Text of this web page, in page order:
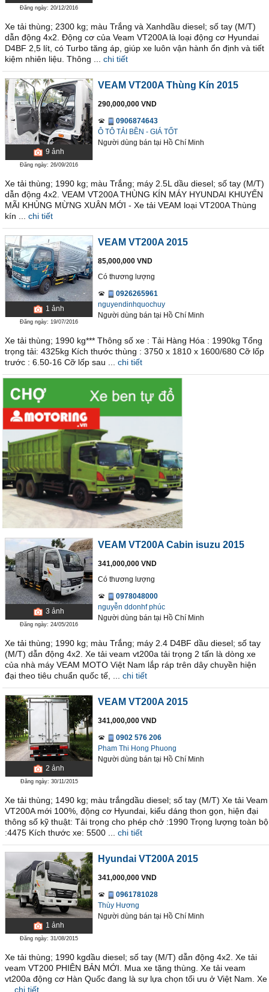
Đăng ngày: 20/12/2016
Xe tải thùng; 2300 kg; màu Trắng và Xanhdầu diesel; số tay (M/T)
dẫn động 4x2. Động cơ của Veam VT200A là loại động cơ Hyundai
D4BF 2,5 lít, có Turbo tăng áp, giúp xe luôn vận hành ổn định và tiết
kiệm nhiên liệu. Thông ...
chi tiết
9 ảnh
Đăng ngày: 26/09/2016
VEAM VT200A Thùng Kín 2015
290,000,000 VND
0906874643
Ô TÔ TẢI BỀN - GIÁ TỐT
Người dùng bán tại Hồ Chí Minh
Xe tải thùng; 1990 kg; màu Trắng; máy 2.5L dầu diesel; số tay (M/T)
dẫn động 4x2. VEAM VT200A THÙNG KÍN MÁY HYUNDAI KHUYẾN
MÃI KHỦNG MỪNG XUÂN MỚI - Xe tải VEAM loại VT200A Thùng
kín ...
chi tiết
1 ảnh
Đăng ngày: 19/07/2016
VEAM VT200A 2015
85,000,000 VND
Có thương lượng
0926265961
nguyendinhquochuy
Người dùng bán tại Hồ Chí Minh
Xe tải thùng; 1990 kg*** Thông số xe : Tải Hàng Hóa : 1990kg Tổng
trọng tải: 4325kg Kích thước thùng : 3750 x 1810 x 1600/680 Cỡ lốp
trước : 6.50-16 Cỡ lốp sau ...
chi tiết
3 ảnh
Đăng ngày: 24/05/2016
VEAM VT200A Cabin isuzu 2015
341,000,000 VND
Có thương lượng
0978048000
nguyễn ddonhf phúc
Người dùng bán tại Hồ Chí Minh
Xe tải thùng; 1990 kg; màu Trắng; máy 2.4 D4BF dầu diesel; số tay
(M/T) dẫn động 4x2. Xe tải veam vt200a tải trọng 2 tấn là dòng xe
của nhà máy VEAM MOTO Việt Nam lắp ráp trên dây chuyền hiện
đại theo tiêu chuẩn quốc tế, ...
chi tiết
2 ảnh
Đăng ngày: 30/11/2015
VEAM VT200A 2015
341,000,000 VND
0902 576 206
Pham Thi Hong Phuong
Người dùng bán tại Hồ Chí Minh
Xe tải thùng; 1490 kg; màu trắngdầu diesel; số tay (M/T) Xe tải Veam
VT200A mới 100%, động cơ Hyundai, kiểu dáng thon gọn, hiện đại
thông số kỹ thuật: Tải trọng cho phép chở :1990 Trọng lượng toàn bộ
:4475 Kích thước xe: 5500 ...
chi tiết
1 ảnh
Đăng ngày: 31/08/2015
Hyundai VT200A 2015
341,000,000 VND
0961781028
Thùy Hương
Người dùng bán tại Hồ Chí Minh
Xe tải thùng; 1990 kgdầu diesel; số tay (M/T) dẫn động 4x2. Xe tải
veam VT200 PHIÊN BẢN MỚI. Mua xe tặng thùng. Xe tải veam
vt200a động cơ Hàn Quốc đang là sự lựa chọn tối ưu ở Việt Nam. Xe
chi tiết